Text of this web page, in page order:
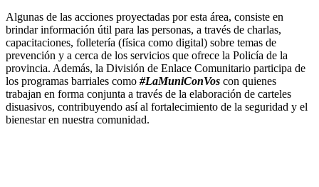
Algunas de las acciones proyectadas por esta área, consiste en
brindar información útil para las personas, a través de charlas,
capacitaciones, folletería (física como digital) sobre temas de
prevención y a cerca de los servicios que ofrece la Policía de la
provincia. Además, la División de Enlace Comunitario participa de
los programas barriales como #LaMuniConVos con quienes
trabajan en forma conjunta a través de la elaboración de carteles
disuasivos, contribuyendo así al fortalecimiento de la seguridad y el
bienestar en nuestra comunidad.